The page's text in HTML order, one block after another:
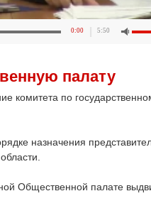
0:00 5:50
палату
комитета по
назначения
Общественной палате